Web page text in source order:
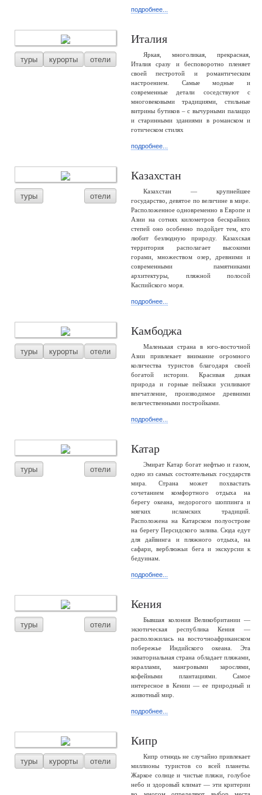
подробнее...
туры курорты отели
Италия
Яркая, многоликая, прекрасная,
Италия сразу и бесповоротно пленяет
своей пестротой и романтическим
настроением. Самые модные и
современные детали соседствуют с
многовековыми традициями, стильные
витрины бутиков – с вычурными палаццо
и старинными зданиями в романском и
готическом стилях
подробнее...
туры отели
Казахстан
Казахстан — крупнейшее
государство, девятое по величине в мире.
Расположенное одновременно в Европе и
Азии на сотнях километров бескрайних
степей оно особенно подойдет тем, кто
любит безлюдную природу. Казахская
территория располагает высокими
горами, множеством озер, древними и
современными памятниками
архитектуры, пляжной полосой
Каспийского моря.
подробнее...
туры курорты отели
Камбоджа
Маленькая страна в юго-восточной
Азии привлекает внимание огромного
количества туристов благодаря своей
богатой истории. Красивая дикая
природа и горные пейзажи усиливают
впечатление, производимое древними
величественными постройками.
подробнее...
туры отели
Катар
Эмират Катар богат нефтью и газом,
одно из самых состоятельных государств
мира. Страна может похвастать
сочетанием комфортного отдыха на
берегу океана, недорогого шоппинга и
мягких исламских традиций.
Расположена на Катарском полуострове
на берегу Персидского залива. Сюда едут
для дайвинга и пляжного отдыха, на
сафари, верблюжьи бега и экскурсии к
бедуинам.
подробнее...
туры отели
Кения
Бывшая колония Великобритании —
экзотическая республика Кения —
расположилась на восточноафриканском
побережье Индийского океана. Эта
экваториальная страна обладает пляжами,
кораллами, мангровыми зарослями,
кофейными плантациями. Самое
интересное в Кении — ее природный и
животный мир.
подробнее...
туры курорты отели
Кипр
Кипр отнюдь не случайно привлекает
миллионы туристов со всей планеты.
Жаркое солнце и чистые пляжи, голубое
небо и здоровый климат — эти критерии